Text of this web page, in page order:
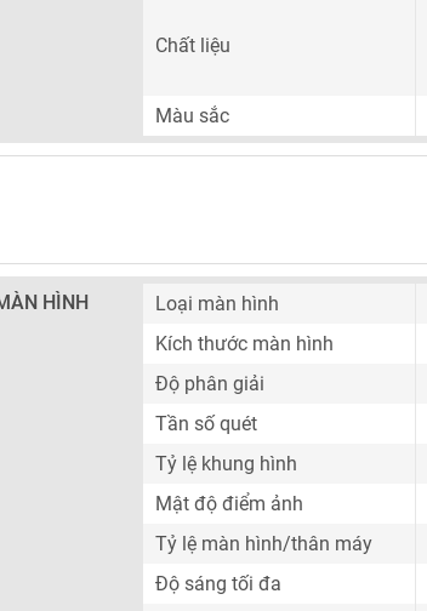
Chất liệu
Màu sắc
HÌNH Loại màn hình
Kích thước màn hình
Độ phân giải
Tần số quét
Tỷ lệ khung hình
Mật độ điểm ảnh
Tỷ lệ màn hình/thân máy
Độ sáng tối đa